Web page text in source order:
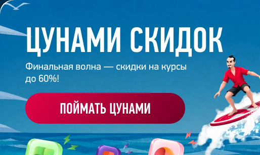
Корпоративное обучение
Главная Презентация 39 – Разработана
ПРЕЗЕНТАЦИЯ 39 -
ПРОЕКТА